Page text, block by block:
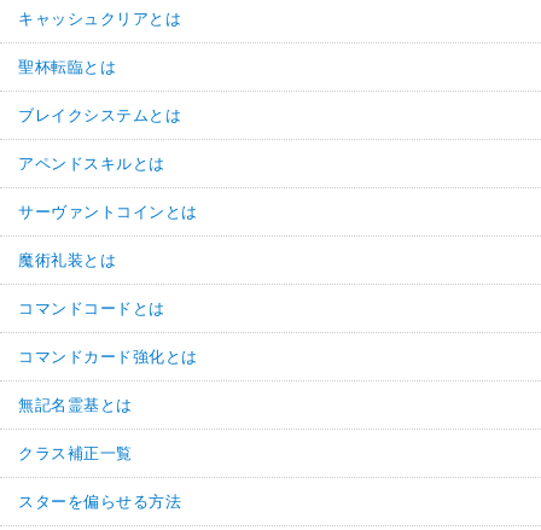
キャッシュクリアとは
聖杯転臨とは
ブレイクシステムとは
アペンドスキルとは
サーヴァントコインとは
魔術礼装とは
コマンドコードとは
コマンドカード強化とは
無記名霊基とは
クラス補正一覧
スターを偏らせる方法